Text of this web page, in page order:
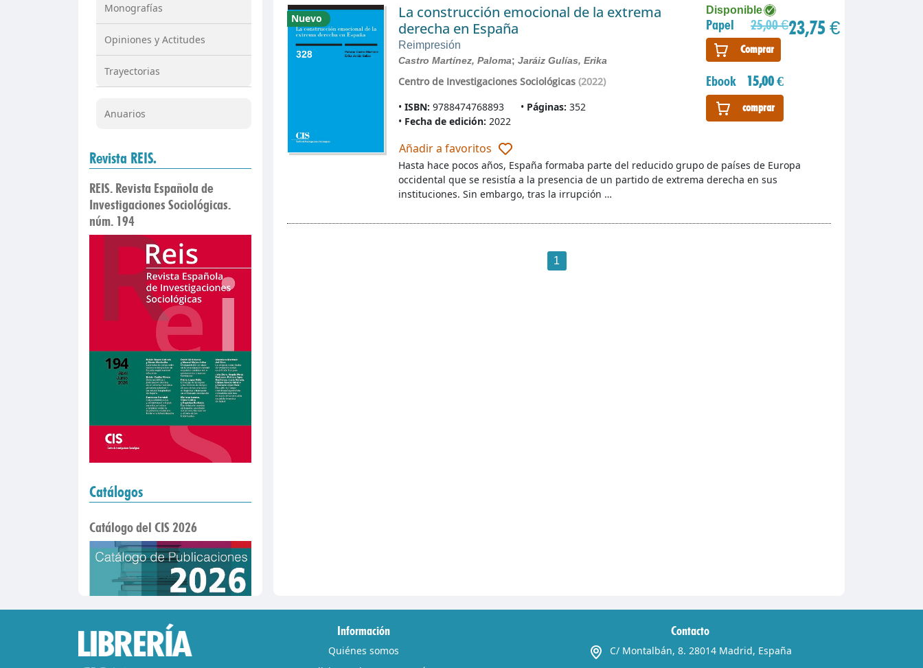
Monografías
Opiniones y Actitudes
Trayectorias
Anuarios
Revista REIS.
REIS. Revista Española de
Investigaciones Sociológicas.
núm. 194
Catálogos
Catálogo del CIS 2026
Nuevo
La construcción emocional de la extrema
derecha en España
Reimpresión
Castro Martínez, Paloma;Jaráiz Gulías, Erika
Centro de Investigaciones Sociológicas (2022)
ISBN: 9788474768893 Páginas: 352
Fecha de edición: 2022
Añadir a favoritos
Disponible
Papel 25,00 €23,75 €
Comprar
Ebook 15,00 €
comprar
Hasta hace pocos años, España formaba parte del reducido grupo de países de Europa
occidental que se resistía a la presencia de un partido de extrema derecha en sus
instituciones. Sin embargo, tras la irrupción …
1
Información
Quiénes somos
Contacto
C/ Montalbán, 8. 28014 Madrid, España